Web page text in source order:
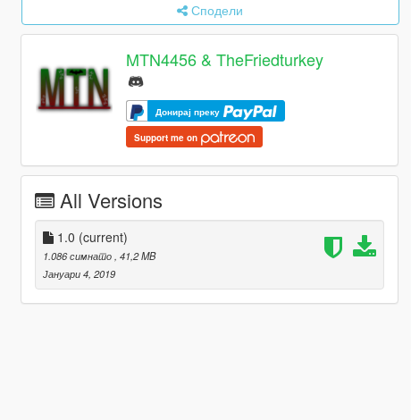
Сподели
MTN4456 & TheFriedturkey
Донирај преку
Support me on
All Versions
1.0 (current)
1.086 симнато , 41,2 MB
Јануари 4, 2019